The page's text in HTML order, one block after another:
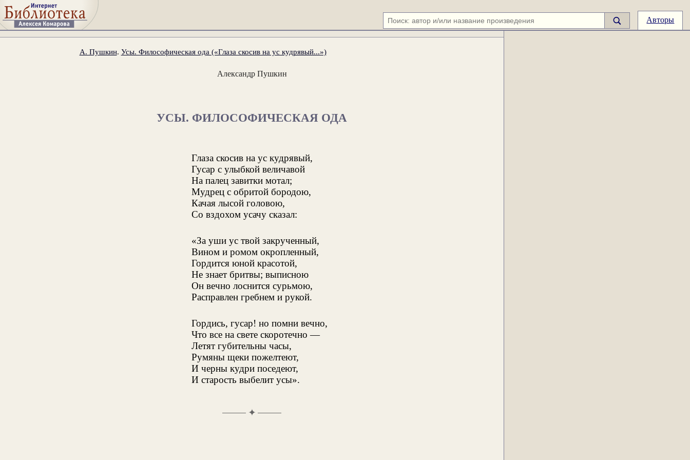
Авторы
А. Пушкин. Усы. Философическая ода («Глаза скосив на ус кудрявый...»)
Александр Пушкин
УСЫ. ФИЛОСОФИЧЕСКАЯ ОДА
Глаза скосив на ус кудрявый,
Гусар с улыбкой величавой
На палец завитки мотал;
Мудрец с обритой бородою,
Качая лысой головою,
Со вздохом усачу сказал:
«За уши ус твой закрученный,
Вином и ромом окропленный,
Гордится юной красотой,
Не знает бритвы; выписною
Он вечно лоснится сурьмою,
Расправлен гребнем и рукой.
Гордись, гусар! но помни вечно,
Что все на свете скоротечно —
Летят губительны часы,
Румяны щеки пожелтеют,
И черны кудри поседеют,
И старость выбелит усы».
✦